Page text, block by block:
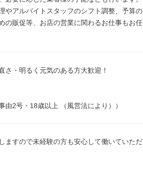
やアルバイトスタッフのシフト調整、予算の
の販促等、お店の営業に関わるお仕事もお任
さ・明るく元気のある方大歓迎！
由2号・18歳以上 （風営法により））
ますので未経験の方も安心して働いていただ